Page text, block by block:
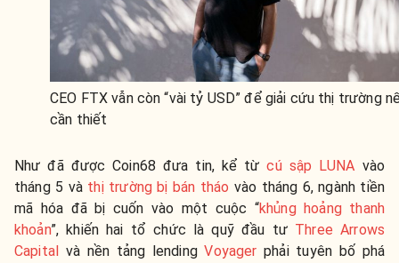
CEO FTX vẫn còn “vài tỷ USD” để giải cứu thị trường
cần thiết
Như đã được Coin68 đưa tin, kể từcú sập LUNA vào
tháng 5 và thị trường bị bán tháo vào tháng 6, ngành tiền
mã hóa đã bị cuốn vào một cuộc “khủng hoảng thanh
khoản”, khiến hai tổ chức là quỹ đầu tư Three Arrows
Capital
và nền tảng lendingVoyager phải tuyên bố phá